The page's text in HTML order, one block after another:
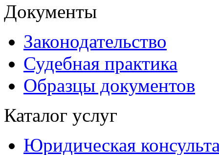
Документы
Законодательство
Судебная практика
Образцы документов
Каталог услуг
Юридическая